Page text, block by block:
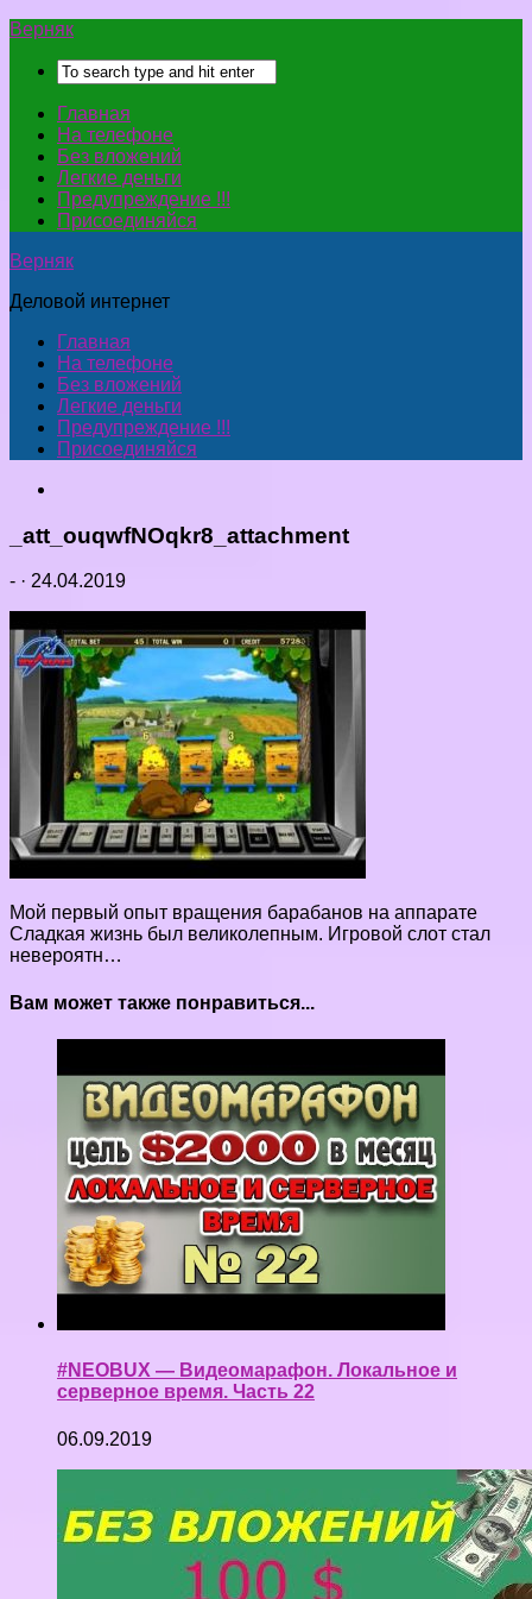
Верняк
Главная
На телефоне
Без вложений
Легкие деньги
Предупреждение !!!
Присоединяйся
Верняк
Деловой интернет
Главная
На телефоне
Без вложений
Легкие деньги
Предупреждение !!!
Присоединяйся
_att_ouqwfNOqkr8_attachment
- · 24.04.2019
Мой первый опыт вращения барабанов на аппарате
Сладкая жизнь был великолепным. Игровой слот стал
невероятн…
Вам может также понравиться...
#NEOBUX — Видеомарафон. Локальное и
серверное время. Часть 22
06.09.2019